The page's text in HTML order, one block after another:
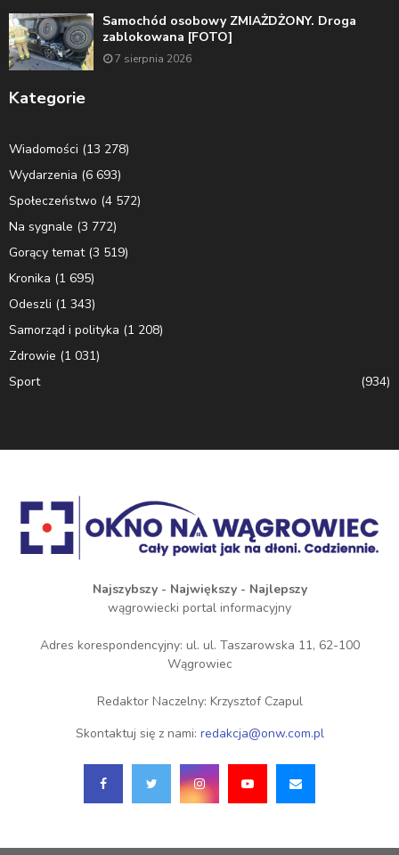
Samochód osobowy ZMIAŻDŻONY. Droga
zablokowana [FOTO]
7 sierpnia 2026
Kategorie
Wiadomości (13 278)
Wydarzenia (6 693)
Społeczeństwo (4 572)
Na sygnale (3 772)
Gorący temat(3 519)
Kronika (1 695)
Odeszli (1 343)
Samorząd i polityka (1 208)
Zdrowie (1 031)
Sport
(934)
Najszybszy - Największy - Najlepszy
wągrowiecki portal informacyjny
Adres korespondencyjny: ul. ul. Taszarowska 11, 62-100
Wągrowiec
Redaktor Naczelny: Krzysztof Czapul
Skontaktuj się z nami: redakcja@onw.com.pl